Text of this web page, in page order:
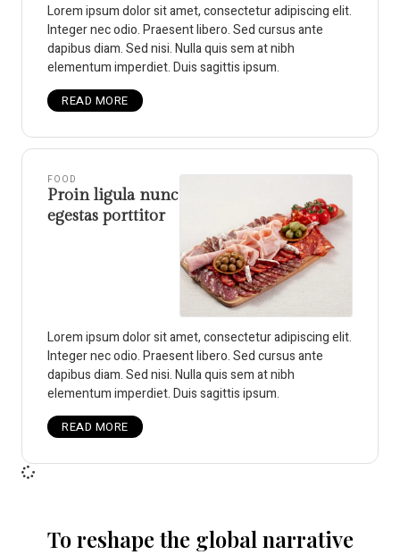
Lorem ipsum dolor sit amet, consectetur adipiscing elit.
Integer nec odio. Praesent libero. Sed cursus ante
dapibus diam. Sed nisi. Nulla quis sem at nibh
elementum imperdiet. Duis sagittis ipsum.
READ MORE
FOOD
Proin ligula nunc
egestas porttitor
Lorem ipsum dolor sit amet, consectetur adipiscing elit.
Integer nec odio. Praesent libero. Sed cursus ante
dapibus diam. Sed nisi. Nulla quis sem at nibh
elementum imperdiet. Duis sagittis ipsum.
READ MORE
To reshape the global narrative